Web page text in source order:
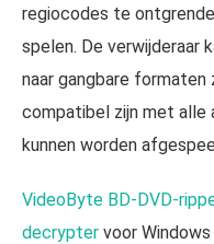
regiocodes te
spelen. De verwijderaar
naar gangbare formaten
compatibel zijn met alle
kunnen worden
VideoByte BD-DVD-
decrypter voor